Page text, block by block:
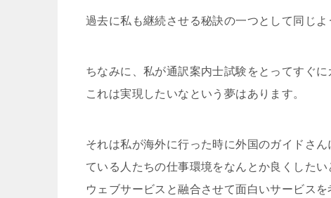
過去に私も継続させる秘訣の一つとして同じよ
ちなみに、私が通訳案内士試験をとってすぐ
これは実現したいなという夢はあります。
それは私が海外に行った時に外国のガイドさ
ている人たちの仕事環境をなんとか良くしたい
ウェブサービスと融合させて面白いサービス